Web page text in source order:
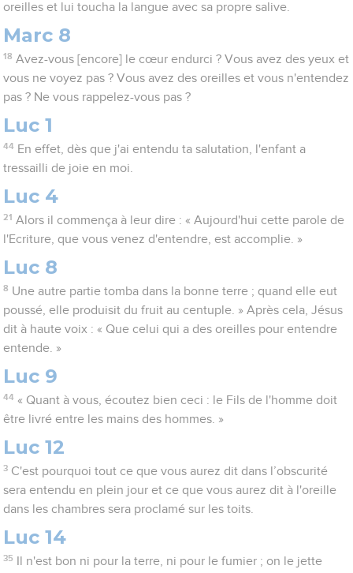
oreilles et lui toucha la langue avec sa propre salive.
Marc 8
18 Avez-vous [encore] le cœur endurci ? Vous avez des yeux et
vous ne voyez pas ? Vous avez des oreilles et vous n'entendez
pas ? Ne vous rappelez-vous pas ?
Luc 1
44 En effet, dès que j'ai entendu ta salutation, l'enfant a
tressailli de joie en moi.
Luc 4
21 Alors il commença à leur dire : « Aujourd'hui cette parole de
l'Ecriture, que vous venez d'entendre, est accomplie. »
Luc 8
8 Une autre partie tomba dans la bonne terre ; quand elle eut
poussé, elle produisit du fruit au centuple. » Après cela, Jésus
dit à haute voix : « Que celui qui a des oreilles pour entendre
entende. »
Luc 9
44 « Quant à vous, écoutez bien ceci : le Fils de l'homme doit
être livré entre les mains des hommes. »
Luc 12
3 C'est pourquoi tout ce que vous aurez dit dans l’obscurité
sera entendu en plein jour et ce que vous aurez dit à l'oreille
dans les chambres sera proclamé sur les toits.
Luc 14
35
Il n'est bon ni pour la terre, ni pour le fumier ; on le jette